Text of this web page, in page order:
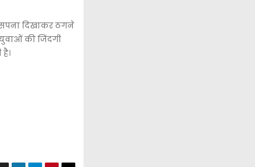
सपना दिखाकर ठगने
की जिंदगी